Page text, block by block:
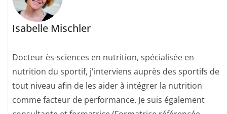
Isabelle Mischler
Docteur ès-sciences en nutrition, spécialisée en
nutrition du sportif, j'interviens auprès des sportifs de
tout niveau afin de les aider à intégrer la nutrition
comme facteur de performance. Je suis également